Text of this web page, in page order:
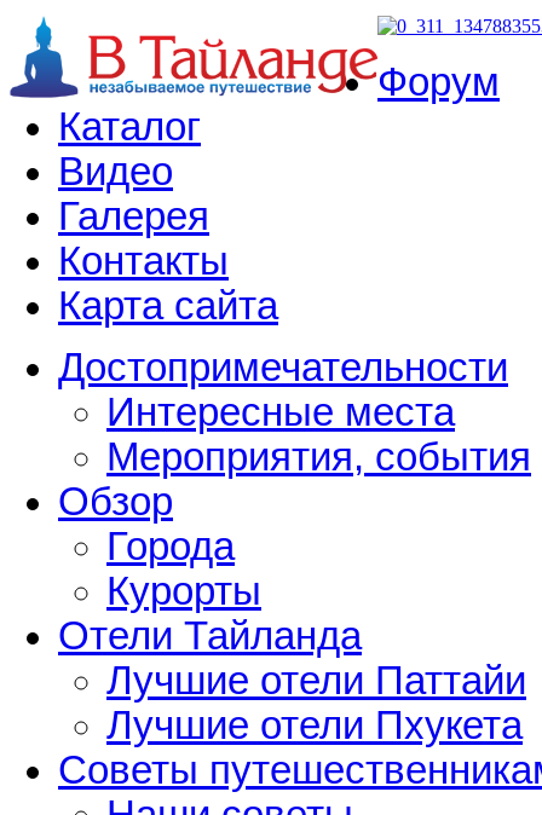
Форум
Каталог
Видео
Галерея
Контакты
Карта сайта
Достопримечательности
Интересные места
Мероприятия, события
Обзор
Города
Курорты
Отели Тайланда
Лучшие отели Паттайи
Лучшие отели Пхукета
Советы